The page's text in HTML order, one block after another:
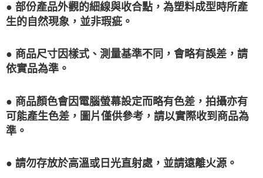
● 部份產品外觀的細線與收合點，為塑料成型時所產
生的自然現象，並非瑕疵。
● 商品尺寸因樣式、測量基準不同，會略有誤差，請
依實品為準。
● 商品顏色會因電腦螢幕設定而略有色差，拍攝亦有
可能產生色差，圖片僅供參考，請以實際收到商品為
準。
● 請勿存放於高溫或日光直射處，並請遠離火源。